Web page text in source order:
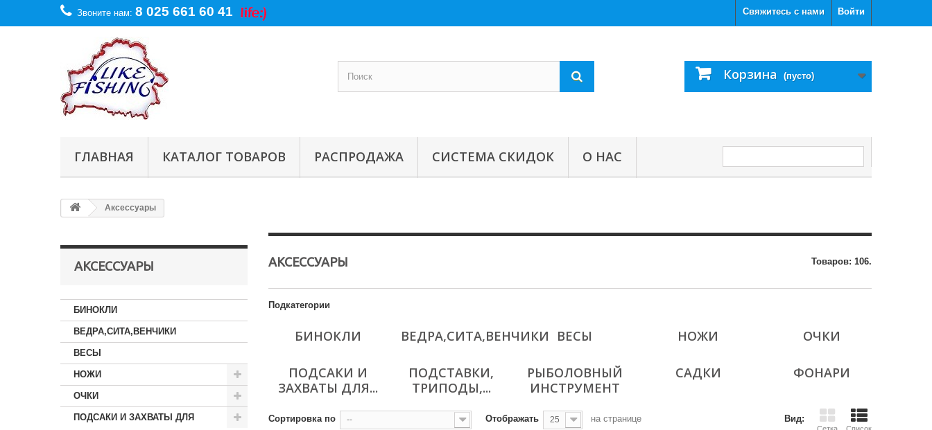
Войти
Свяжитесь с нами
Звоните нам: 8 025 661 60 41
Корзина (пусто)
ГЛАВНАЯ КАТАЛОГ ТОВАРОВ РАСПРОДАЖА СИСТЕМА СКИДОК О НАС
Аксессуары
АКСЕССУАРЫ
БИНОКЛИ
ВЕДРА,СИТА,ВЕНЧИКИ
ВЕСЫ
НОЖИ
ОЧКИ
ПОДСАКИ И ЗАХВАТЫ ДЛЯ
АКСЕССУАРЫ Товаров: 106.
Подкатегории
БИНОКЛИ ВЕДРА,СИТА,ВЕНЧИКИ ВЕСЫ НОЖИ ОЧКИ
ПОДСАКИ И
ЗАХВАТЫ ДЛЯ...
ПОДСТАВКИ,
ТРИПОДЫ,...
РЫБОЛОВНЫЙ
ИНСТРУМЕНТ
САДКИ ФОНАРИ
Вид:
Сортировка по -- Отображать 25 на странице